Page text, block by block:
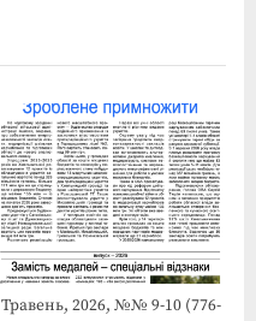
Травень, 2026, №№ 9-10 (776-